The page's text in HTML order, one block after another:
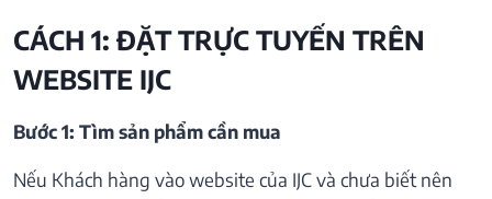
CÁCH 1: ĐẶT TRỰC TUYẾN TRÊN
WEBSITE IJC
Bước 1: Tìm sản phẩm cần mua
Nếu Khách hàng vào website của IJC và chưa biết nên